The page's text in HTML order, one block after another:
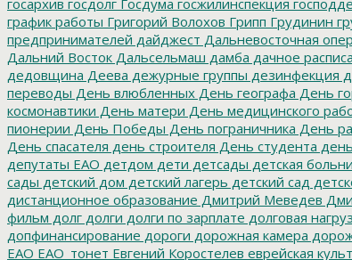
график работы Григорий Волохов Грипп Грудинин
предпринимателей дайджест Дальневосточная
Дальний Восток Дальсельмаш дамба дачное
дедовщина Деева дежурные группы дезинфекция
переводы День влюбленных День географа День
космонавтики День матери День медицинского
пионерии День Победы День пограничника День
День спасателя день строителя День студента
депутаты ЕАО детдом дети детсады детская
сады детский дом детский лагерь детский сад
дистанционное образование Дмитрий Меведев
фильм долг долги долги по зарплате долговая
допфинансирование дороги дорожная камера
ЕАО ЕАО_тонет Евгений Коростелев еврейская